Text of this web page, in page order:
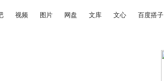
视频 图片 网盘 文库 文心 百度搭子